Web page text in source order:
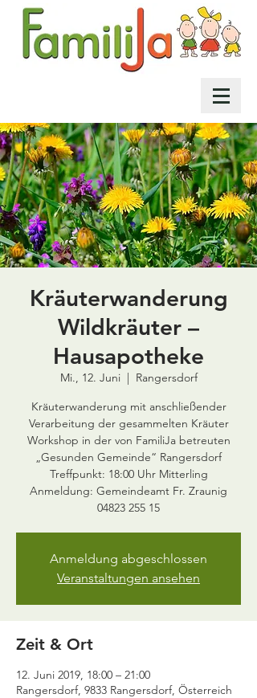
Kräuterwanderung
Wildkräuter –
Hausapotheke
Mi., 12. Juni
  |
Rangersdorf
Kräuterwanderung mit anschließender
Verarbeitung der gesammelten Kräuter
Workshop in der von FamiliJa betreuten
„Gesunden Gemeinde“ Rangersdorf
Treffpunkt: 18:00 Uhr Mitterling
Anmeldung: Gemeindeamt Fr. Zraunig
Anmeldung abgeschlossen
Veranstaltungen ansehen
Zeit & Ort
12. Juni 2019, 18:00 – 21:00
Rangersdorf, 9833 Rangersdorf, Österreich